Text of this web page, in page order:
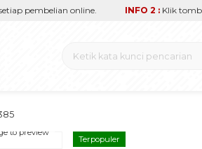
pembelian online. INFO 2 : Klik tombol
to preview
Terpopuler